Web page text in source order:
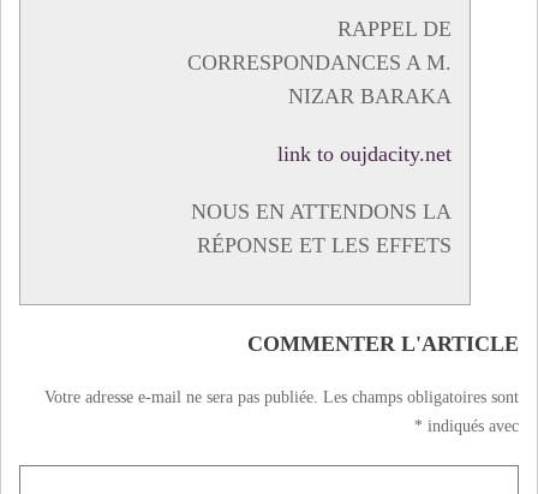
RAPPEL DE
CORRESPONDANCES A M.
NIZAR BARAKA
link to oujdacity.net
NOUS EN ATTENDONS LA
RÉPONSE ET LES EFFETS
COMMENTER L'ARTICLE
Votre adresse e-mail ne sera pas publiée. Les champs obligatoires sont
indiqués avec
*